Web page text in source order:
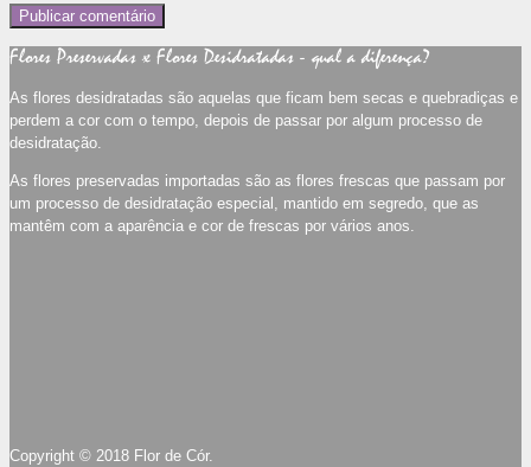
Flores Preservadas x Flores Desidratadas - qual a diferença?
As flores desidratadas são aquelas que ficam bem secas e quebradiças e
perdem a cor com o tempo, depois de passar por algum processo de
desidratação.
As flores preservadas importadas são as flores frescas que passam por
um processo de desidratação especial, mantido em segredo, que as
mantêm com a aparência e cor de frescas por vários anos.
Copyright © 2018 Flor de Cór.